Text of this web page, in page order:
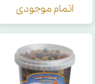
اتمام موجودی